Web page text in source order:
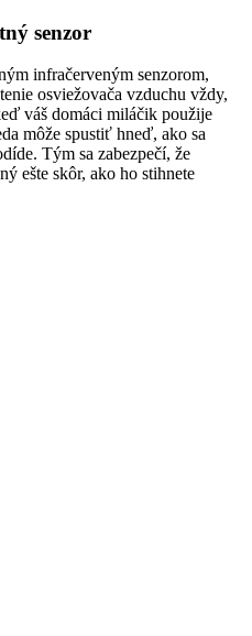
senzor
infračerveným senzorom,
osviežovača vzduchu vždy,
váš domáci miláčik použije
môže spustiť hneď, ako sa
Tým sa zabezpečí, že
ešte skôr, ako ho stihnete